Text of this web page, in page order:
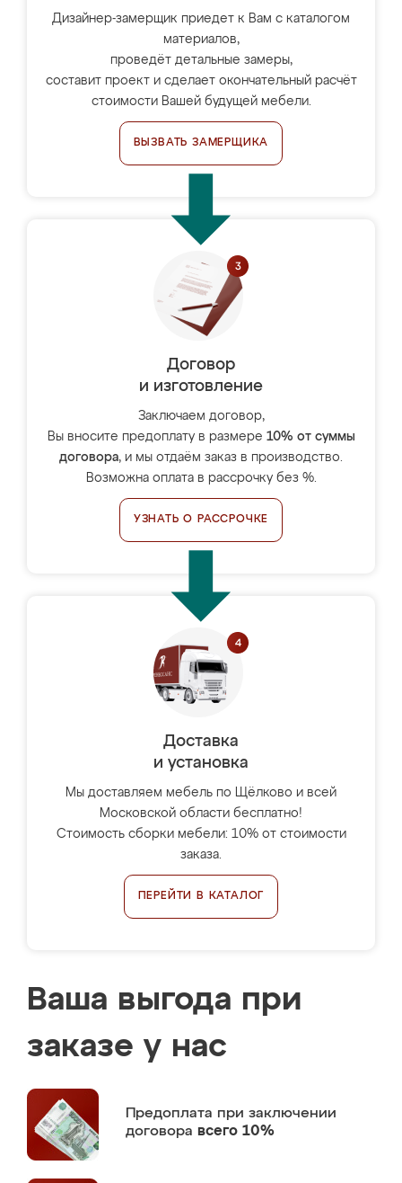
Дизайнер-замерщик приедет к Вам с каталогом
материалов,
проведёт детальные замеры,
составит проект и сделает окончательный расчёт
стоимости Вашей будущей мебели.
ВЫЗВАТЬ ЗАМЕРЩИКА
Договор
и изготовление
Заключаем договор,
Вы вносите предоплату в размере 10% от суммы
договора, и мы отдаём заказ в производство.
Возможна оплата в рассрочку без %.
УЗНАТЬ О РАССРОЧКЕ
Доставка
и установка
Мы доставляем мебель по Щёлково и всей
Московской области бесплатно!
Стоимость сборки мебели: 10% от стоимости
заказа.
ПЕРЕЙТИ В КАТАЛОГ
Ваша выгода при
заказе у нас
Предоплата при заключении
договора всего 10%